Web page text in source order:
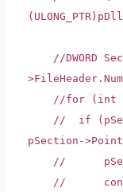
(ULONG_PTR
//DWORD
//for (int i
// if
pSection-
//
//